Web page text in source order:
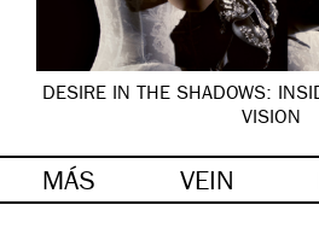
DESIRE IN THE SHADOWS:
VISION
MÁS VEIN